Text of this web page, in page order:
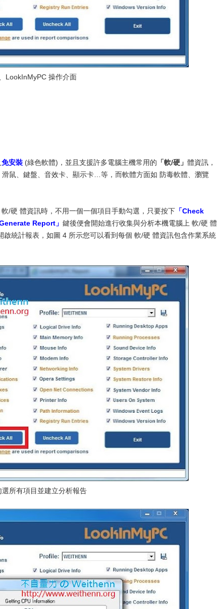
LookInMyPC 操作介面
免安裝 (綠色軟體)，並且支援許多電腦主機常用的 「軟/硬」 體資訊，
鼠、鍵盤、音效卡、顯示卡…等，而軟體方面如 防毒軟體、瀏覽
/硬 體資訊時，不用一個一個項目手動勾選，只要按下 「Check
Report」 鍵後便會開始進行收集與分析本機電腦上 軟/硬 體
統計報表，如圖 4 所示您可以看到每個 軟/硬 體資訊包含作業系統
選所有項目並建立分析報告